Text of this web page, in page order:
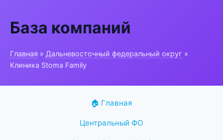
База компаний
Главная » Дальневосточный федеральный округ »
Клиника Stoma Family
🏠 Главная
Центральный ФО